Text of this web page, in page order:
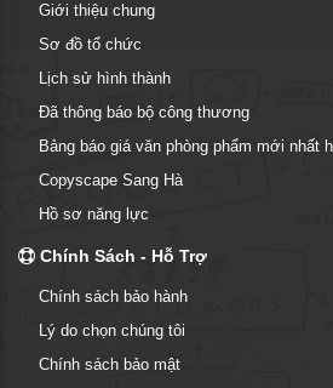
Giới thiệu chung
Sơ đồ tổ chức
Lịch sử hình thành
Đã thông báo bộ công thương
Bảng báo giá văn phòng phẩm mới nhất
Copyscape Sang Hà
Hồ sơ năng lực
Chính Sách - Hỗ Trợ
Chính sách bảo hành
Lý do chọn chúng tôi
Chính sách bảo mật